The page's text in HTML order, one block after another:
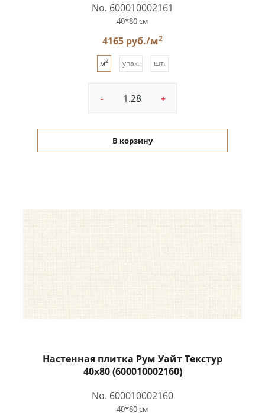
No. 600010002161
40*80 см
4165 руб./м2
м2 упак. шт.
- +
В корзину
Настенная плитка Рум Уайт Текстур
40x80 (600010002160)
No. 600010002160
40*80 см